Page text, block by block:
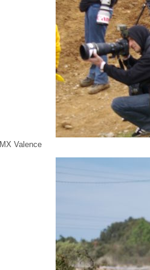
MX Valence